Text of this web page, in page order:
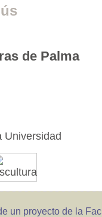
de Palma
Universidad
un proyecto de la